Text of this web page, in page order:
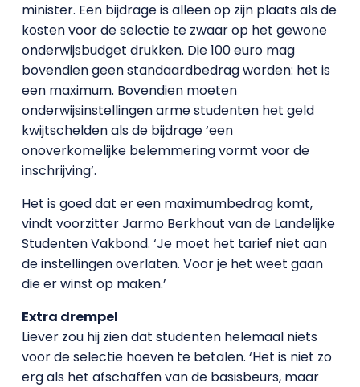
minister. Een bijdrage is alleen op zijn plaats als de
kosten voor de selectie te zwaar op het gewone
onderwijsbudget drukken. Die 100 euro mag
bovendien geen standaardbedrag worden: het is
een maximum. Bovendien moeten
onderwijsinstellingen arme studenten het geld
kwijtschelden als de bijdrage ‘een
onoverkomelijke belemmering vormt voor de
inschrijving’.
Het is goed dat er een maximumbedrag komt,
vindt voorzitter Jarmo Berkhout van de Landelijke
Studenten Vakbond. ‘Je moet het tarief niet aan
de instellingen overlaten. Voor je het weet gaan
die er winst op maken.’
Extra drempel
Liever zou hij zien dat studenten helemaal niets
voor de selectie hoeven te betalen. ‘Het is niet zo
erg als het afschaffen van de basisbeurs, maar